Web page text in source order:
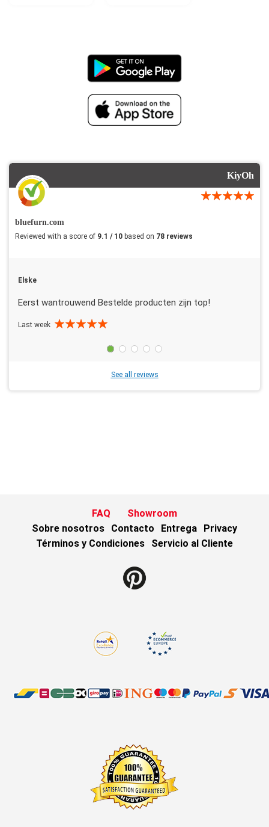
KiyOh
bluefurn.com
Reviewed with a score of 9.1 / 10 based on 78 reviews
Elske
Eerst wantrouwend Bestelde producten zijn top!
Last week
See all reviews
FAQ
Showroom
Sobre nosotros
Contacto Entrega
Privacy
Términos y Condiciones
Servicio al Cliente